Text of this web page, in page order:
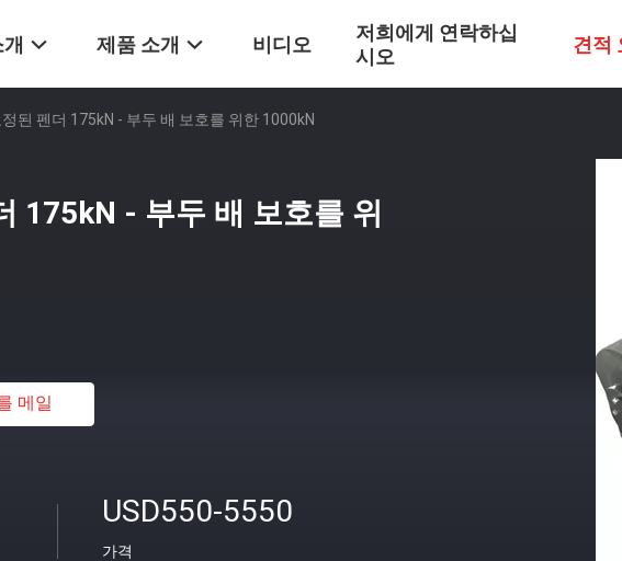
제품 소개 비디오
저희에게 연락하십
시오
견적
된 펜더 175kN - 부두 배 보호를 위한 1000kN
175kN - 부두 배 보호를 위
메일
USD550-5550
가격